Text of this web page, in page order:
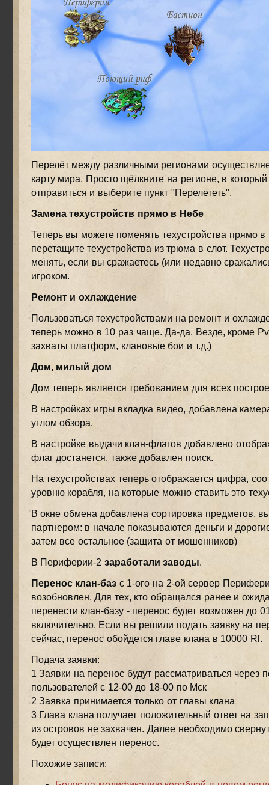
Перелёт между различными регионами
карту мира. Просто щёлкните на регионе, в который
отправиться и выберите пункт "Перелететь".
Замена техустройств прямо в Небе
Теперь вы можете поменять техустройства прямо
перетащите техустройства из трюма в слот.
менять, если вы сражаетесь (или недавно
игроком.
Ремонт и охлаждение
Пользоваться техустройствами на ремонт и
теперь можно в 10 раз чаще. Да-да. Везде, кроме
захваты платформ, клановые бои и т.д.)
Дом, милый дом
Дом теперь является требованием для всех
В настройках игры вкладка видео, добавлена
углом обзора.
В настройке выдачи клан-флагов добавлено
флаг достанется, также добавлен поиск.
На техустройствах теперь отображается цифра,
уровню корабля, на которые можно ставить это
В окне обмена добавлена сортировка предметов,
партнером: в начале показываются деньги и
затем все остальное (защита от мошенников)
В Периферии-2 заработали заводы.
Перенос клан-баз с 1-ого на 2-ой сервер
возобновлен. Для тех, кто обращался ранее и
перенести клан-базу - перенос будет возможен до
включительно. Если вы решили подать заявку на
сейчас, перенос обойдется главе клана в 10000 Rl.
Подача заявки:
1 Заявки на перенос будут рассматриваться через
пользователей с 12-00 до 18-00 по Мск
2 Заявка принимается только от главы клана
3 Глава клана получает положительный ответ на
из островов не захвачен. Далее необходимо
будет осуществлен перенос.
Похожие записи: